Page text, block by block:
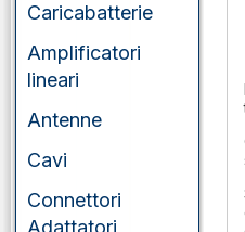
Caricabatterie
Amplificatori
lineari
Antenne
Cavi
Connettori
Adattatori